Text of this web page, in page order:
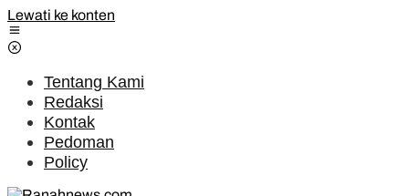
Lewati ke konten
Tentang Kami
Redaksi
Kontak
Pedoman
Policy